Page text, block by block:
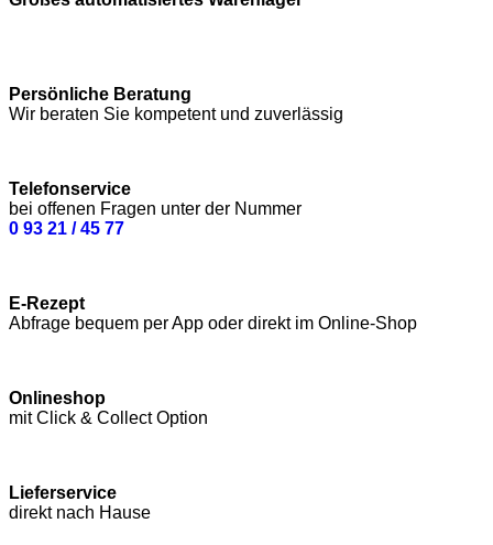
Persönliche Beratung
Wir beraten Sie kompetent und zuverlässig
Telefonservice
bei offenen Fragen unter der Nummer
0 93 21 / 45 77
E-Rezept
Abfrage bequem per App oder direkt im Online-Shop
Onlineshop
mit Click & Collect Option
Lieferservice
direkt nach Hause